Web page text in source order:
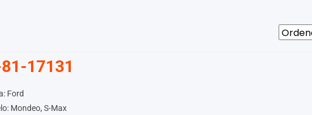
17131
Ford
Mondeo, S-Max